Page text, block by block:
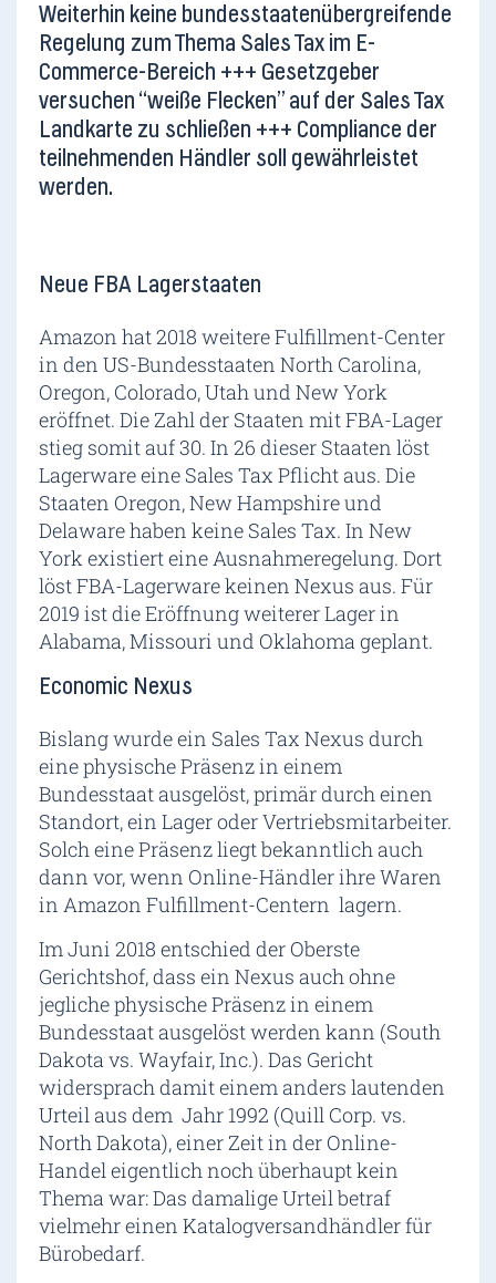
Weiterhin keine bundesstaatenübergreifende
Regelung zum Thema Sales Tax im E-
Commerce-Bereich +++ Gesetzgeber
versuchen “weiße Flecken” auf der Sales Tax
Landkarte zu schließen +++ Compliance der
teilnehmenden Händler soll gewährleistet
werden.
Neue FBA Lagerstaaten
Amazon hat 2018 weitere Fulfillment-Center
in den US-Bundesstaaten North Carolina,
Oregon, Colorado, Utah und New York
eröffnet. Die Zahl der Staaten mit FBA-Lager
stieg somit auf 30. In 26 dieser Staaten löst
Lagerware eine Sales Tax Pflicht aus. Die
Staaten Oregon, New Hampshire und
Delaware haben keine Sales Tax. In New
York existiert eine Ausnahmeregelung. Dort
löst FBA-Lagerware keinen Nexus aus. Für
2019 ist die Eröffnung weiterer Lager in
Alabama, Missouri und Oklahoma geplant.
Economic Nexus
Bislang wurde ein Sales Tax Nexus durch
eine physische Präsenz in einem
Bundesstaat ausgelöst, primär durch einen
Standort, ein Lager oder Vertriebsmitarbeiter.
Solch eine Präsenz liegt bekanntlich auch
dann vor, wenn Online-Händler ihre Waren
in Amazon Fulfillment-Centern lagern.
Im Juni 2018 entschied der Oberste
Gerichtshof, dass ein Nexus auch ohne
jegliche physische Präsenz in einem
Bundesstaat ausgelöst werden kann (South
Dakota vs. Wayfair, Inc.). Das Gericht
widersprach damit einem anders lautenden
Urteil aus dem Jahr 1992 (Quill Corp. vs.
North Dakota), einer Zeit in der Online-
Handel eigentlich noch überhaupt kein
Thema war: Das damalige Urteil betraf
vielmehr einen Katalogversandhändler für
Bürobedarf.